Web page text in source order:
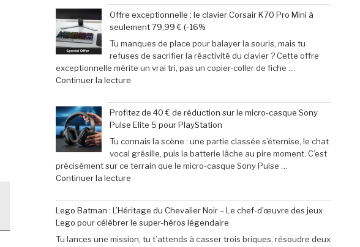
pimenter
votre
week-
end »
vidéo
:
Le
calendrier
incontournable
des
nouveautés
ne
pas
manquer
en
juin
2026 »
Offre exceptionnelle : le clavier Corsair K70 Pro Mini à
seulement 79,99 € (-16%
Tu manques de place pour balayer la souris, mais tu
refuses de sacrifier la réactivité du clavier ? Cette offre
exceptionnelle mérite un vrai tri, pas un copier-coller de fiche …
Continuer la lecturede
exceptionnelle
:
le
clavier
Corsair
K70
Pro
à
seulement
79,99
€
Profitez de 40 € de réduction sur le micro-casque Sony
Pulse Elite 5 pour PlayStation
Tu connais la scène : une partie classée s’éternise, le chat
vocal grésille, puis la batterie lâche au pire moment. C’est
précisément sur ce terrain que le micro-casque Sony Pulse …
Continuer la lecturede
de
40
€
de
Lego Batman : L’Héritage du Chevalier Noir – Le chef-d’œuvre des jeux
Lego pour célébrer le super-héros légendaire
Tu lances une mission, tu t’attends à casser trois briques, résoudre deux